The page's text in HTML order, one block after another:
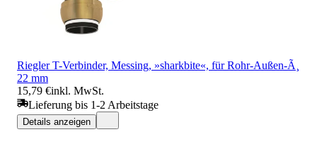
Riegler T-Verbinder, Messing, »sharkbite«, für Rohr-Außen-Ã¸
22 mm
15,79 €inkl. MwSt.
Lieferung bis 1-2 Arbeitstage
Details anzeigen